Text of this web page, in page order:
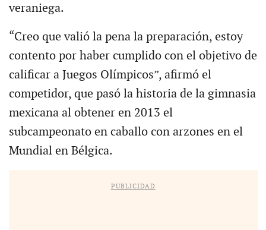
veraniega.
“Creo que valió la pena la preparación, estoy
contento por haber cumplido con el objetivo de
calificar a Juegos Olímpicos”, afirmó el
competidor, que pasó la historia de la gimnasia
mexicana al obtener en 2013 el
subcampeonato en caballo con arzones en el
Mundial en Bélgica.
PUBLICIDAD